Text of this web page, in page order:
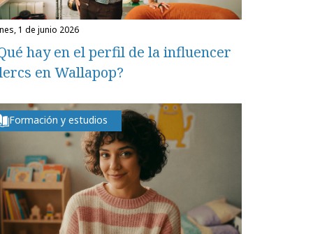
1 de junio 2026
hay en el perfil de la influencer
en Wallapop?
Formación y estudios